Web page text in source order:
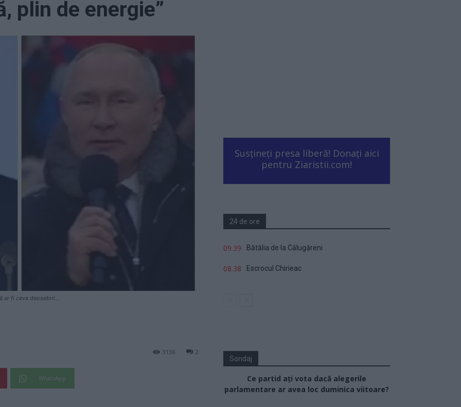
plin de energie”
ar fi ceva deosebiri...
2
3136
WhatsApp
Susțineți presa liberă! Donați aici
pentru Ziaristii.com!
24 de ore
09.39 Bătălia de la Călugăreni
08.38 Escrocul Chirieac
Sondaj
Ce partid ați vota dacă alegerile
parlamentare ar avea loc duminica viitoare?